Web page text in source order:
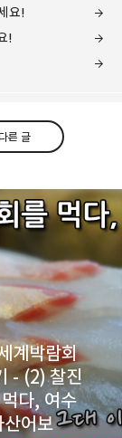
요!
!
다른 글
로그
계박람회
- (2) 찰진
다, 여수
산어보